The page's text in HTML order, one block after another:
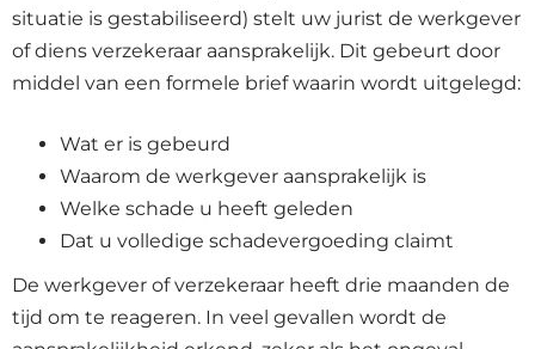
situatie is gestabiliseerd) stelt uw jurist de werkgever
of diens verzekeraar aansprakelijk. Dit gebeurt door
middel van een formele brief waarin wordt uitgelegd:
Wat er is gebeurd
Waarom de werkgever aansprakelijk is
Welke schade u heeft geleden
Dat u volledige schadevergoeding claimt
De werkgever of verzekeraar heeft drie maanden de
tijd om te reageren. In veel gevallen wordt de